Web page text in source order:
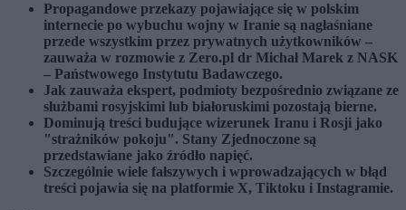
Propagandowe przekazy pojawiające się w polskim
internecie po wybuchu wojny w Iranie są nagłaśniane
przede wszystkim przez prywatnych użytkowników –
zauważa w rozmowie z Zero.pl dr Michał Marek z NASK
– Państwowego Instytutu Badawczego.
Jak zauważa ekspert, podmioty bezpośrednio związane ze
służbami rosyjskimi lub białoruskimi pozostają bierne.
Dominują treści budujące wizerunek Iranu i Rosji jako
"strażników pokoju". Stany Zjednoczone są
przedstawiane jako źródło napięć.
Szczególnie wiele fałszywych i wprowadzających w błąd
treści pojawia się na platformie X, Tiktoku i Instagramie.